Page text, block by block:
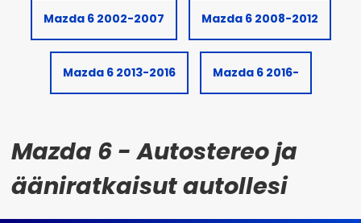
Mazda 6 2002-2007 Mazda 6 2008-2012
Mazda 6 2013-2016 Mazda 6 2016-
Mazda 6 - Autostereo ja
ääniratkaisut autollesi